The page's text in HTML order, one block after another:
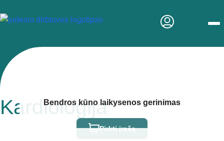
Kardiologija
Bendros kūno laikysenos gerinimas
Pirkti įrašą